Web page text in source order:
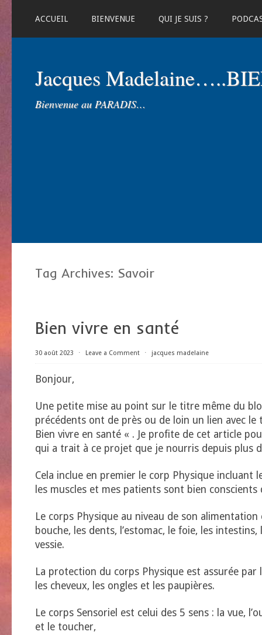
ACCUEIL BIENVENUE QUI JE SUIS ?
Jacques
Bienvenue au PARADIS…
Tag Archives: Savoir
Bien vivre en santé
30 août 2023 ⋅ Leave a Comment ⋅ jacques madelaine
Bonjour,
Une petite mise au point sur le titre même du
précédents ont de près ou de loin un lien avec
Bien vivre en santé « . Je profite de cet article
qui a trait à ce projet que je nourris depuis plus
Cela inclue en premier le corp Physique incluant
les muscles et mes patients sont bien
Le corps Physique au niveau de son alimentation
bouche, les dents, l’estomac, le foie, les
vessie.
La protection du corps Physique est assurée par
les cheveux, les ongles et les paupières.
Le corps Sensoriel est celui des 5 sens : la vue,
et le toucher,